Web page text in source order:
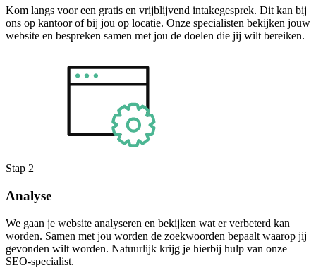
Kom langs voor een gratis en vrijblijvend intakegesprek. Dit kan bij
ons op kantoor of bij jou op locatie. Onze specialisten bekijken jouw
website en bespreken samen met jou de doelen die jij wilt bereiken.
Stap 2
Analyse
We gaan je website analyseren en bekijken wat er verbeterd kan
worden. Samen met jou worden de zoekwoorden bepaalt waarop jij
gevonden wilt worden. Natuurlijk krijg je hierbij hulp van onze
SEO-specialist.